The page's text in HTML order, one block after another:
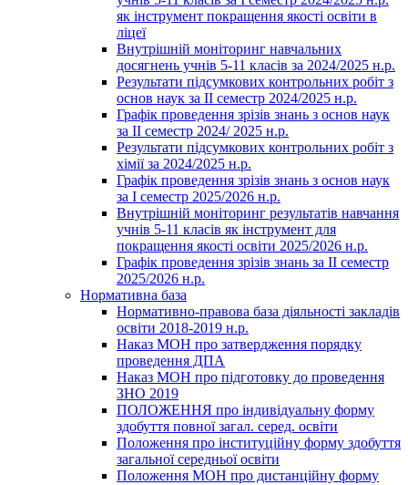
як інструмент покращення якості освіти в
ліцеї
Внутрішній моніторинг навчальних
досягнень учнів 5-11 класів за 2024/2025 н.р.
Результати підсумкових контрольних робіт з
основ наук за ІІ семестр 2024/2025 н.р.
Графік проведення зрізів знань з основ наук
за ІІ семестр 2024/ 2025 н.р.
Результати підсумкових контрольних робіт з
хімії за 2024/2025 н.р.
Графік проведення зрізів знань з основ наук
за І семестр 2025/2026 н.р.
Внутрішній моніторинг результатів навчання
учнів 5-11 класів як інструмент для
покращення якості освіти 2025/2026 н.р.
Графік проведення зрізів знань за ІІ семестр
2025/2026 н.р.
Нормативна база
Нормативно-правова база діяльності закладів
освіти 2018-2019 н.р.
Наказ МОН про затвердження порядку
проведення ДПА
Наказ МОН про підготовку до проведення
ЗНО 2019
ПОЛОЖЕННЯ про індивідуальну форму
здобуття повної загал. серед. освіти
Положення про інституційну форму здобуття
загальної середньої освіти
Положення МОН про дистанційну форму